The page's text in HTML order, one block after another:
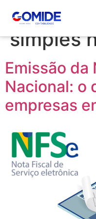
Tag:
simples
Emissão da
Nacional: o
empresas